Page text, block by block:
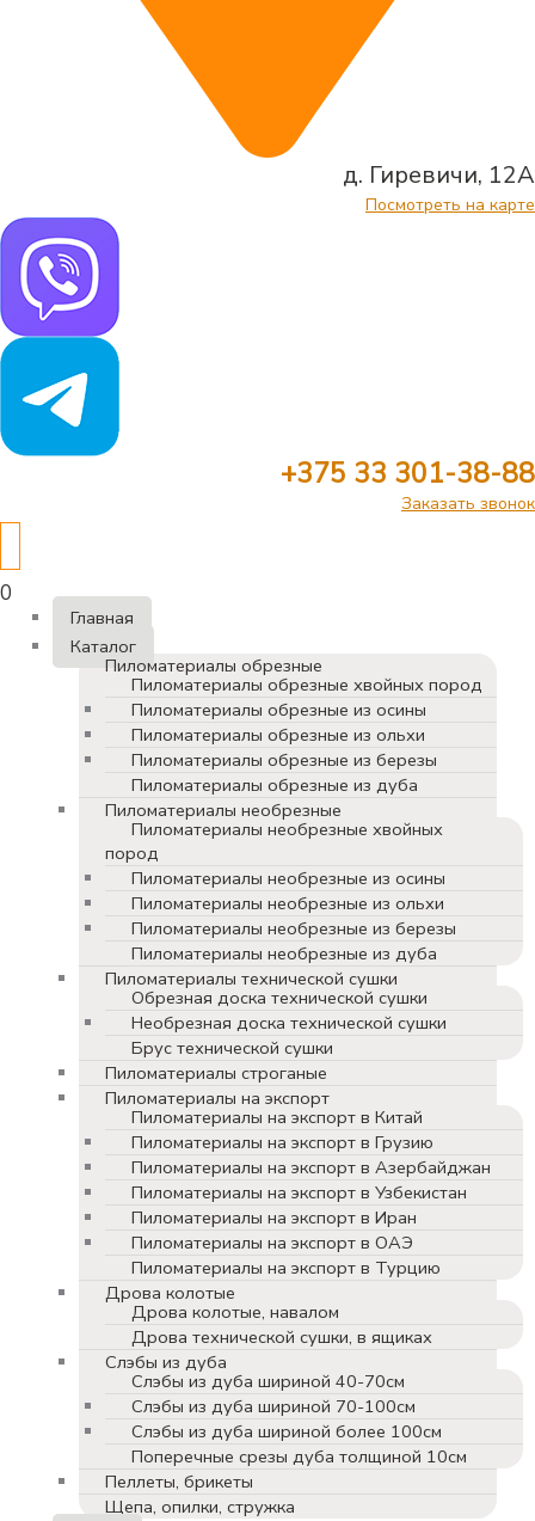
д. Гиревичи, 12А
Посмотреть на карте
+375 33 301-38-88
Заказать звонок
0
Главная
Каталог
Пиломатериалы обрезные
Пиломатериалы обрезные хвойных пород
Пиломатериалы обрезные из осины
Пиломатериалы обрезные из ольхи
Пиломатериалы обрезные из березы
Пиломатериалы обрезные из дуба
Пиломатериалы необрезные
Пиломатериалы необрезные хвойных
пород
Пиломатериалы необрезные из осины
Пиломатериалы необрезные из ольхи
Пиломатериалы необрезные из березы
Пиломатериалы необрезные из дуба
Пиломатериалы технической сушки
Обрезная доска технической сушки
Необрезная доска технической сушки
Брус технической сушки
Пиломатериалы строганые
Пиломатериалы на экспорт
Пиломатериалы на экспорт в Китай
Пиломатериалы на экспорт в Грузию
Пиломатериалы на экспорт в Азербайджан
Пиломатериалы на экспорт в Узбекистан
Пиломатериалы на экспорт в Иран
Пиломатериалы на экспорт в ОАЭ
Пиломатериалы на экспорт в Турцию
Дрова колотые
Дрова колотые, навалом
Дрова технической сушки, в ящиках
Слэбы из дуба
Слэбы из дуба шириной 40-70см
Слэбы из дуба шириной 70-100см
Слэбы из дуба шириной более 100см
Поперечные срезы дуба толщиной 10см
Пеллеты, брикеты
Щепа, опилки, стружка